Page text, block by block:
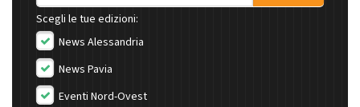
Scegli le tue edizioni:
News Alessandria
News Pavia
Eventi Nord-Ovest